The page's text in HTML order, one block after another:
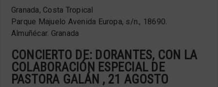
Granada, Costa Tropical
Parque Majuelo Avenida Europa, s/n., 18690.
Almuñécar. Granada
CONCIERTO DE: DORANTES, CON LA
COLABORACIÓN ESPECIAL DE
PASTORA GALÁN , 21 AGOSTO